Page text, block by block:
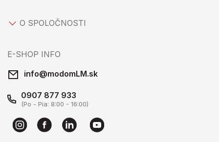
O SPOLOČNOSTI
E-SHOP INFO
info@modomLM.sk
0907 877 933
(Po - Pia: 8:00 - 16:00)